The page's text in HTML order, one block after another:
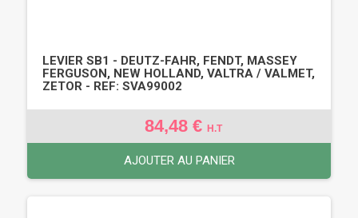
LEVIER SB1 - DEUTZ-FAHR, FENDT, MASSEY
FERGUSON, NEW HOLLAND, VALTRA / VALMET,
ZETOR - REF: SVA99002
84,48 € H.T
AJOUTER AU PANIER